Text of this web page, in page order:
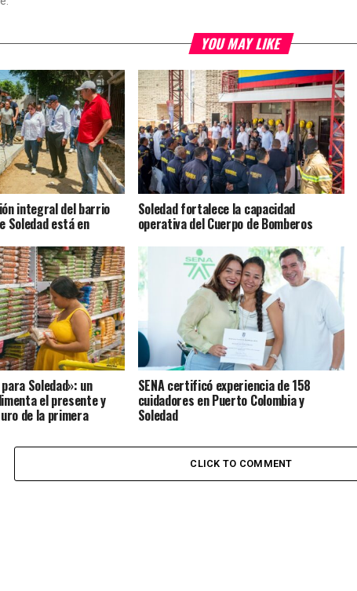
YOU MAY LIKE
integral del barrio
Soledad está en
Soledad fortalece la capacidad
operativa del Cuerpo de Bomberos
Soledad»: un
el presente y
de la primera
SENA certificó experiencia de 158
cuidadores en Puerto Colombia y
Soledad
CLICK TO COMMENT